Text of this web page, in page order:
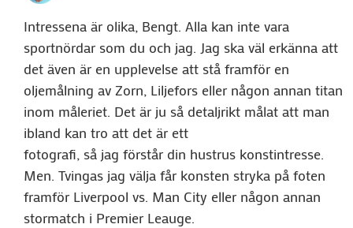
Intressena är olika, Bengt. Alla kan inte vara
sportnördar som du och jag. Jag ska väl erkänna att
det även är en upplevelse att stå framför en
oljemålning av Zorn, Liljefors eller någon annan titan
inom måleriet. Det är ju så detaljrikt målat att man
ibland kan tro att det är ett
fotografi, så jag förstår din hustrus konstintresse.
Men. Tvingas jag välja får konsten stryka på foten
framför Liverpool vs. Man City eller någon annan
stormatch i Premier Leauge.